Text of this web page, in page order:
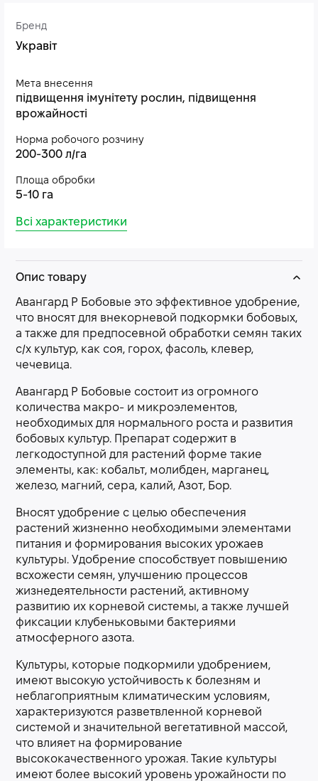
Бренд
Укравіт
Мета внесення
підвищення імунітету рослин, підвищення
врожайності
Норма робочого розчину
200-300 л/га
Площа обробки
5-10 га
Всі характеристики
Опис товару
Авангард Р Бобовые это эффективное удобрение,
что вносят для внекорневой подкормки бобовых,
а также для предпосевной обработки семян таких
с/х культур, как соя, горох, фасоль, клевер,
чечевица.
Авангард Р Бобовые состоит из огромного
количества макро- и микроэлементов,
необходимых для нормального роста и развития
бобовых культур. Препарат содержит в
легкодоступной для растений форме такие
элементы, как: кобальт, молибден, марганец,
железо, магний, сера, калий, Азот, Бор.
Вносят удобрение с целью обеспечения
растений жизненно необходимыми элементами
питания и формирования высоких урожаев
культуры. Удобрение способствует повышению
всхожести семян, улучшению процессов
жизнедеятельности растений, активному
развитию их корневой системы, а также лучшей
фиксации клубеньковыми бактериями
атмосферного азота.
Культуры, которые подкормили удобрением,
имеют высокую устойчивость к болезням и
неблагоприятным климатическим условиям,
характеризуются разветвленной корневой
системой и значительной вегетативной массой,
что влияет на формирование
высококачественного урожая. Такие культуры
имеют более высокий уровень урожайности по